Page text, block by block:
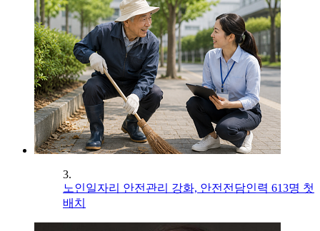
3.
노인일자리 안전관리 강화, 안전전담인력 613명 첫
배치